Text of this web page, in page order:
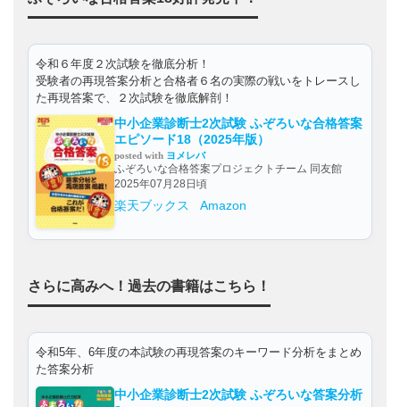
令和６年度２次試験を徹底分析！
受験者の再現答案分析と合格者６名の実際の戦いをトレースし
た再現答案で、２次試験を徹底解剖！
中小企業診断士2次試験 ふぞろいな合格答案
エピソード18（2025年版）
posted with ヨメレバ
ふぞろいな合格答案プロジェクトチーム 同友館
2025年07月28日頃
楽天ブックス Amazon
さらに高みへ！過去の書籍はこちら！
令和5年、6年度の本試験の再現答案のキーワード分析をまとめ
た答案分析
中小企業診断士2次試験 ふぞろいな答案分析